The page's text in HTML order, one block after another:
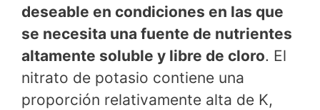
deseable en condiciones en las que
se necesita una fuente de nutrientes
altamente soluble y libre de cloro. El
nitrato de potasio contiene una
proporción relativamente alta de K,